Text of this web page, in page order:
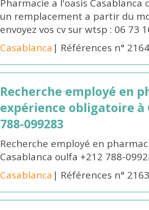
Pharmacie a l'oasis
un remplacement a partir du
envoyez vos cv sur wtsp : 06 73
Casablanca | Références n°
Recherche employé en
expérience obligatoire à
788-099283
Recherche employé en
Casablanca oulfa +212 788-
Casablanca | Références n°